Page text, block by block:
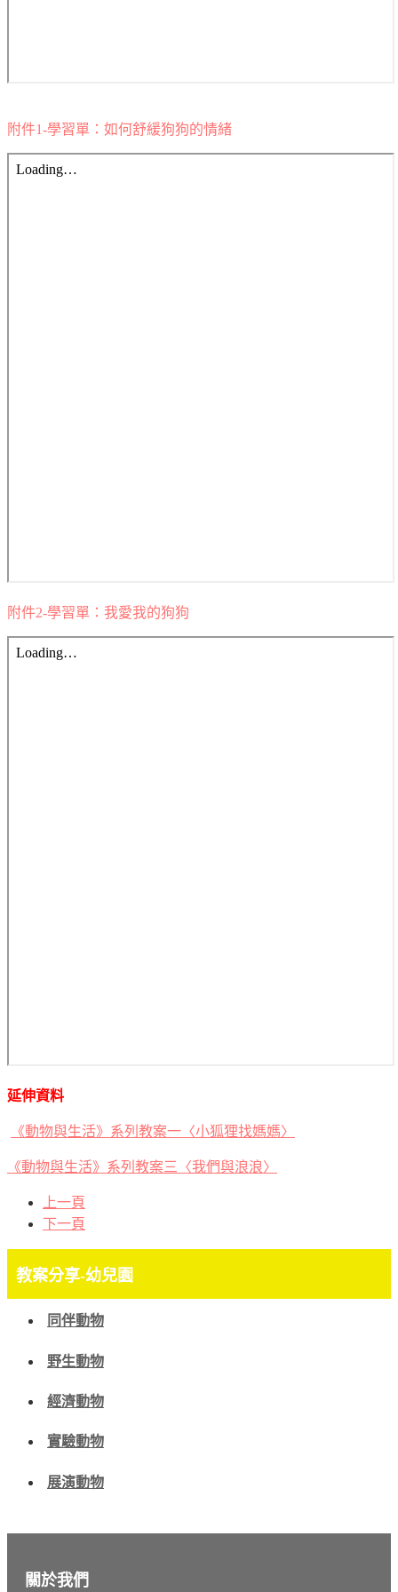
附件1-學習單：如何舒緩狗狗的情緒
附件2-學習單：我愛我的狗狗
延伸資料
《動物與生活》系列教案一〈小狐狸找媽媽〉
《動物與生活》系列教案三〈我們與浪浪〉
上一頁
下一頁
教案分享-幼兒園
同伴動物
野生動物
經濟動物
實驗動物
展演動物
關於我們